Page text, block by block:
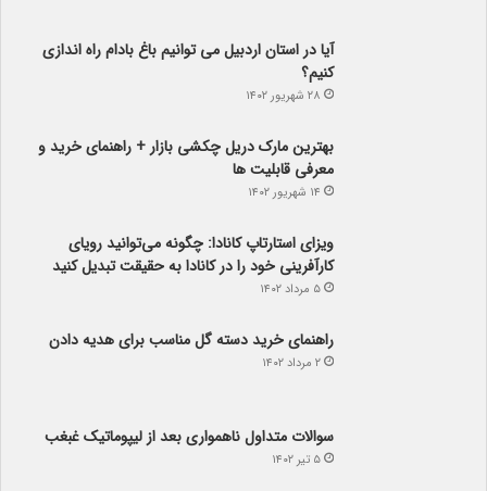
بهترین مارک دریل چکشی بازار + راهنمای خرید و
معرفی قابلیت ها
۱۴ شهریور ۱۴۰۲
ویزای استارتاپ کانادا: چگونه می‌توانید رویای
کارآفرینی خود را در کانادا به حقیقت تبدیل کنید
۵ مرداد ۱۴۰۲
راهنمای خرید دسته گل مناسب برای هدیه دادن
۲ مرداد ۱۴۰۲
سوالات متداول ناهمواری بعد از لیپوماتیک غبغب
۵ تیر ۱۴۰۲